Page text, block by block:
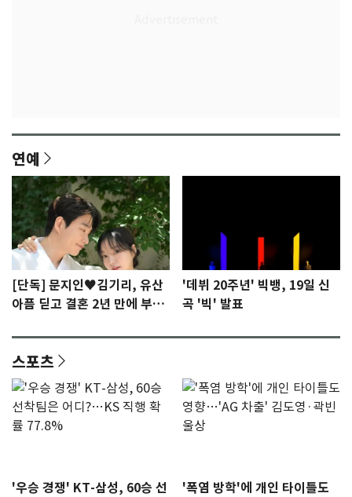
연예
[단독] 문지인♥김기리, 유산
아픔 딛고 결혼 2년 만에 부모
'데뷔 20주년' 빅뱅, 19일 신
곡 '빅' 발표
스포츠
'우승 경쟁' KT-삼성, 60승 선
'폭염 방학'에 개인 타이틀도